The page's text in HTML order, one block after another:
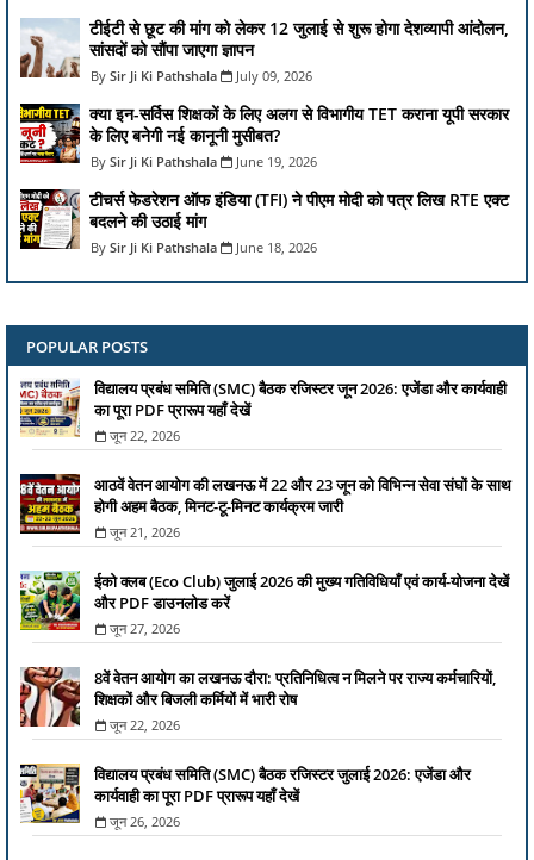
टीईटी से छूट की मांग को लेकर 12 जुलाई से शुरू होगा देशव्यापी आंदोलन,
सांसदों को सौंपा जाएगा ज्ञापन
Sir Ji Ki Pathshala July 09, 2026
क्या इन-सर्विस शिक्षकों के लिए अलग से विभागीय TET कराना यूपी सरकार
के लिए बनेगी नई कानूनी मुसीबत?
Sir Ji Ki Pathshala June 19, 2026
टीचर्स फेडरेशन ऑफ इंडिया (TFI) ने पीएम मोदी को पत्र लिख RTE एक्ट
बदलने की उठाई मांग
Sir Ji Ki Pathshala June 18, 2026
POPULAR POSTS
विद्यालय प्रबंध समिति (SMC) बैठक रजिस्टर जून 2026: एजेंडा और कार्यवाही
का पूरा PDF प्रारूप यहाँ देखें
जून 22, 2026
आठवें वेतन आयोग की लखनऊ में 22 और 23 जून को विभिन्न सेवा संघों के साथ
होगी अहम बैठक, मिनट-टू-मिनट कार्यक्रम जारी
जून 21, 2026
ईको क्लब (Eco Club) जुलाई 2026 की मुख्य गतिविधियाँ एवं कार्य-योजना देखें
और PDF डाउनलोड करें
जून 27, 2026
8वें वेतन आयोग का लखनऊ दौरा: प्रतिनिधित्व न मिलने पर राज्य कर्मचारियों,
शिक्षकों और बिजली कर्मियों में भारी रोष
जून 22, 2026
विद्यालय प्रबंध समिति (SMC) बैठक रजिस्टर जुलाई 2026: एजेंडा और
कार्यवाही का पूरा PDF प्रारूप यहाँ देखें
जून 26, 2026